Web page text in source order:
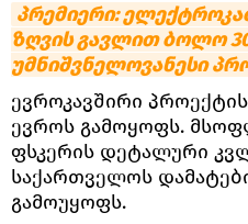
პრემიერი:
ზღვის გავლით ბოლო
უმნიშვნელოვანესი
ევროკავშირი
ევროს გამოყოფს.
ფსკერის დეტალური
საქართველოს
გამოუყოფს.